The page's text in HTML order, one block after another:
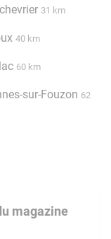
31 km
40 km
60 km
sur-Fouzon 62
magazine